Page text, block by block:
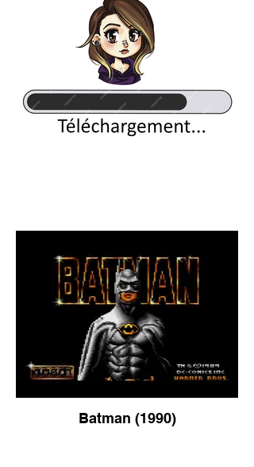
Batman (1990)